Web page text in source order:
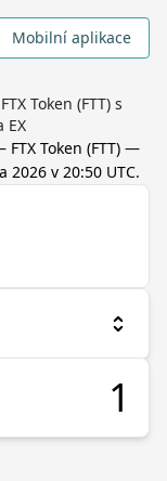
Mobilní aplikace
Token (FTT) s
EX
FTX Token (FTT) —
2026 v 20:50 UTC.